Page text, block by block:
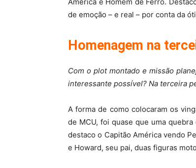
de emoção – e real – por conta da
Homenagem na
Com o plot montado e missão
interessante possível? Na terceira
A forma de como colocaram os
de MCU, foi quase que uma
destaco o Capitão América vendo
e Howard, seu pai, duas figuras